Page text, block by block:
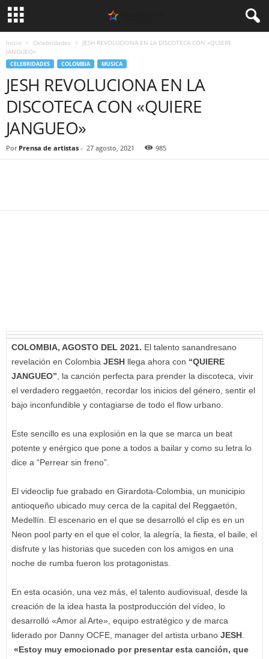
Inicio Celebridades
JESH REVOLUCIONA EN LA DISCOTECA CON «QUIERE
JANGUEO»
CELEBRIDADES COLOMBIA MUSICA
JESH REVOLUCIONA EN LA
DISCOTECA CON «QUIERE
JANGUEO»
Por Prensa de artistas - 27 agosto, 2021 985
COLOMBIA, AGOSTO DEL 2021. El talento sanandresano
revelación en Colombia JESH llega ahora con “QUIERE
JANGUEO” , la canción perfecta para prender la discoteca, vivir
el verdadero reggaetón, recordar los inicios del género, sentir el
bajo inconfundible y contagiarse de todo el flow urbano.
Este sencillo es una explosión en la que se marca un beat
potente y enérgico que pone a todos a bailar y como su letra lo
dice a “Perrear sin freno”.
El videoclip fue grabado en Girardota-Colombia, un municipio
antioqueño ubicado muy cerca de la capital del Reggaetón,
Medellín. El escenario en el que se desarrolló el clip es en un
Neon pool party en el que el color, la alegría, la fiesta, el baile, el
disfrute y las historias que suceden con los amigos en una
noche de rumba fueron los protagonistas.
En esta ocasión, una vez más, el talento audiovisual, desde la
creación de la idea hasta la postproducción del vídeo, lo
desarrolló «Amor al Arte», equipo estratégico y de marca
liderado por Danny OCFE, manager del artista urbano JESH
«Estoy muy emocionado por presentar esta canción, que